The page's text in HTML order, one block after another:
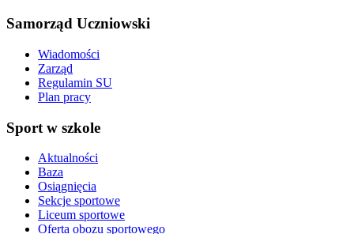
Samorząd Uczniowski
Wiadomości
Zarząd
Regulamin SU
Plan pracy
Sport w szkole
Aktualności
Baza
Osiągnięcia
Sekcje sportowe
Liceum sportowe
Oferta obozu sportowego